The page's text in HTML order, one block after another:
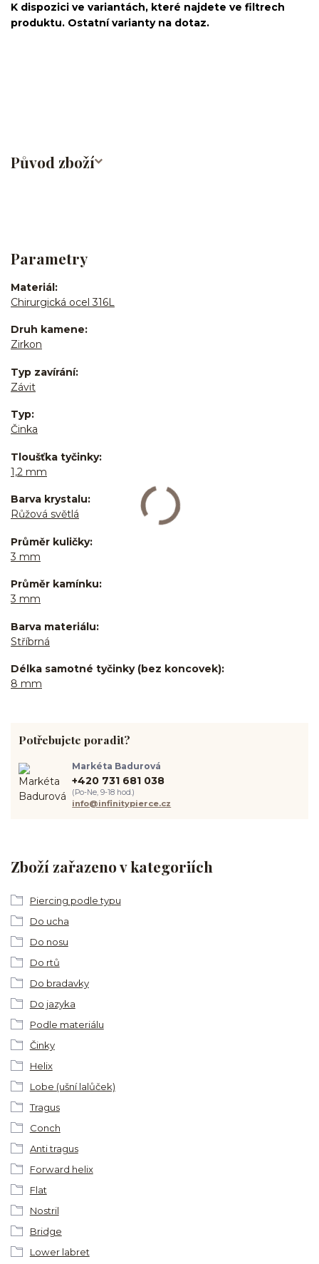
K dispozici ve variantách, které najdete ve filtrech
produktu. Ostatní varianty na dotaz.
Původ zboží
Parametry
Materiál
Chirurgická ocel 316L
Druh kamene
Zirkon
Typ zavírání
Závit
Typ
Činka
Tloušťka tyčinky
1,2 mm
Barva krystalu
Růžová světlá
Průměr kuličky
3 mm
Průměr kamínku
3 mm
Barva materiálu
Stříbrná
Délka samotné tyčinky (bez koncovek)
8 mm
Zboží zařazeno v kategoriích
Piercing podle typu
Do ucha
Do nosu
Do rtů
Do bradavky
Do jazyka
Podle materiálu
Činky
Helix
Lobe (ušní lalůček)
Tragus
Conch
Anti tragus
Forward helix
Flat
Nostril
Bridge
Lower labret
Potřebujete poradit?
Markéta Badurová
+420 731 681 038
(Po-Ne, 9-18 hod.)
info@infinitypierce.cz